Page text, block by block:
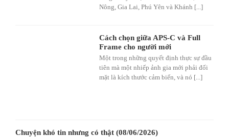
Nông, Gia Lai, Phú Yên và Khánh [...]
Cách chọn giữa APS-C và Full
Frame cho người mới
Một trong những quyết định thực sự đầu
tiên mà một nhiếp ảnh gia mới phải đối
mặt là kích thước cảm biến, và nó [...]
Chuyện khó tin nhưng có thật (08/06/2026)